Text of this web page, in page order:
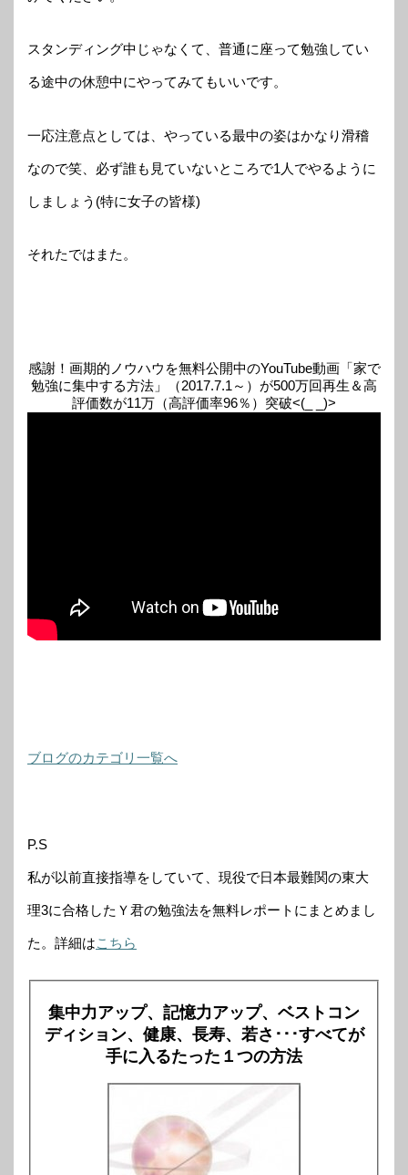
スタンディング中じゃなくて、普通に座って勉強してい
る途中の休憩中にやってみてもいいです。
一応注意点としては、やっている最中の姿はかなり滑稽
なので笑、必ず誰も見ていないところで1人でやるように
しましょう(特に女子の皆様)
それたではまた。
感謝！画期的ノウハウを無料公開中のYouTube動画「家で
勉強に集中する方法」（2017.7.1～）が500万回再生＆高
評価数が11万（高評価率96％）突破<(_ _)>
ブログのカテゴリ一覧へ
P.S
私が以前直接指導をしていて、現役で日本最難関の東大
理3に合格したＹ君の勉強法を無料レポートにまとめまし
た。詳細はこちら
集中力アップ、記憶力アップ、ベストコン
ディション、健康、長寿、若さ･･･すべてが
手に入るたった１つの方法